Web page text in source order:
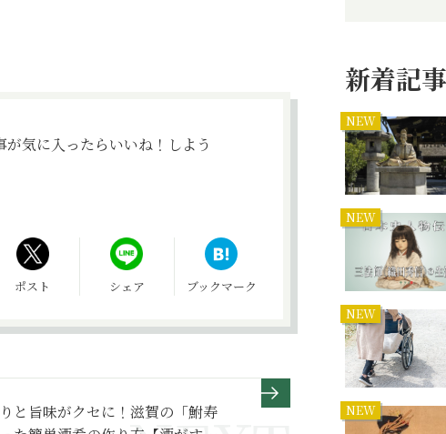
が気に入ったらいいね！しよう
ポスト シェア ブックマーク
と旨味がクセに！滋賀の「鮒寿
新着記事
NEW
NEW
NEW
NEW